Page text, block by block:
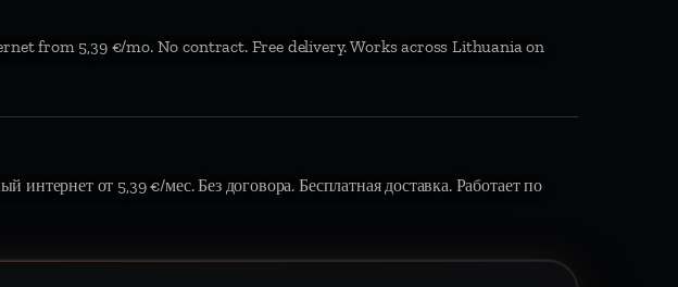
from 5,39 €/mo. No contract. Free delivery. Works across Lithuania on
от 5,39 €/мес. Без договора. Бесплатная доставка. Работает по